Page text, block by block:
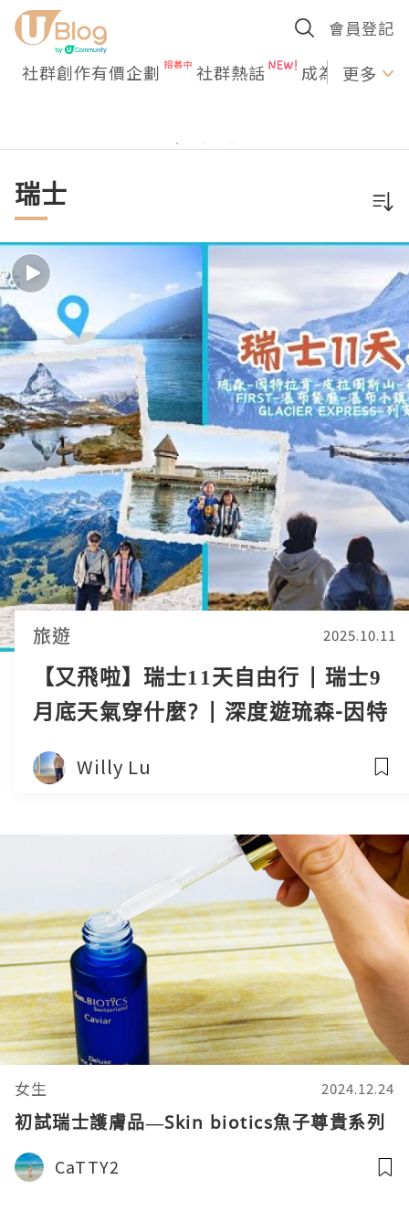
會員登記
社群創作有價企劃 社群熱話 成為U更多
瑞士
旅遊 2025.10.11
【又飛啦】瑞士11天自由行 | 瑞士9
月底天氣穿什麼? | 深度遊琉森-因特
拉肯-策馬特-蘇黎世加插列支敦士登
小國 | 瑞士火車 Glacier Express 冰
Willy Lu
女生 2024.12.24
初試瑞士護膚品—Skin biotics魚子尊貴系列
CaTTY2